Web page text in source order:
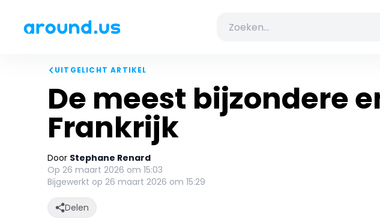
UITGELICHT ARTIKEL
De meest bijzondere
Frankrijk
Door Stephane Renard
Op 26 maart 2026 om 15:03
Bijgewerkt op 26 maart 2026 om 15:29
Delen